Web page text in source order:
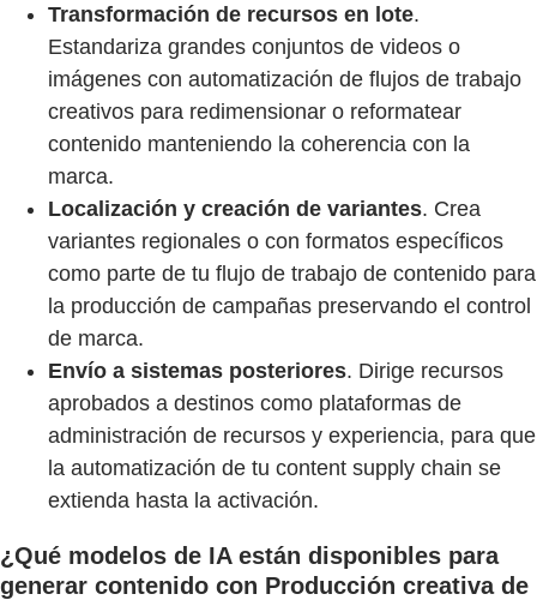
Transformación de recursos en lote.
Estandariza grandes conjuntos de videos o
imágenes con automatización de flujos de trabajo
creativos para redimensionar o reformatear
contenido manteniendo la coherencia con la
marca.
Localización y creación de variantes. Crea
variantes regionales o con formatos específicos
como parte de tu flujo de trabajo de contenido para
la producción de campañas preservando el control
de marca.
Envío a sistemas posteriores. Dirige recursos
aprobados a destinos como plataformas de
administración de recursos y experiencia, para que
la automatización de tu content supply chain se
extienda hasta la activación.
¿Qué modelos de IA están disponibles para
generar contenido con Producción creativa de